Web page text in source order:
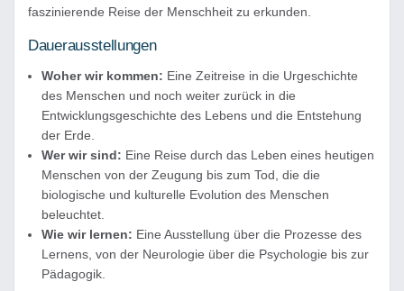
faszinierende Reise der Menschheit zu erkunden.
Dauerausstellungen
Woher wir kommen: Eine Zeitreise in die Urgeschichte
des Menschen und noch weiter zurück in die
Entwicklungsgeschichte des Lebens und die Entstehung
der Erde.
Wer wir sind: Eine Reise durch das Leben eines heutigen
Menschen von der Zeugung bis zum Tod, die die
biologische und kulturelle Evolution des Menschen
beleuchtet.
Wie wir lernen: Eine Ausstellung über die Prozesse des
Lernens, von der Neurologie über die Psychologie bis zur
Pädagogik.